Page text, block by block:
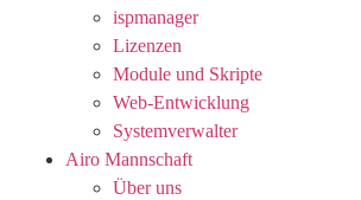
ispmanager
Lizenzen
Module und Skripte
Web-Entwicklung
Systemverwalter
Airo Mannschaft
Über uns